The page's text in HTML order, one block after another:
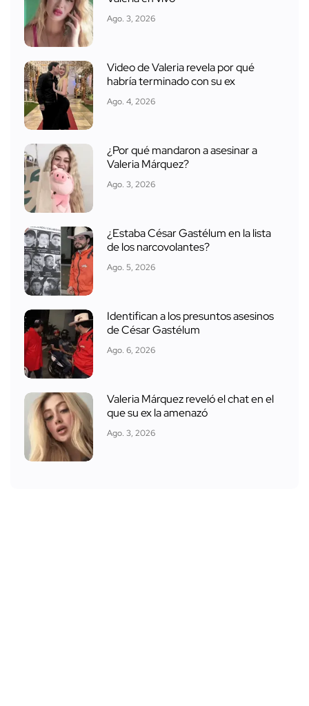
Ago. 3, 2026
Video de Valeria revela por qué
habría terminado con su ex
Ago. 4, 2026
¿Por qué mandaron a asesinar a
Valeria Márquez?
Ago. 3, 2026
¿Estaba César Gastélum en la lista
de los narcovolantes?
Ago. 5, 2026
Identifican a los presuntos asesinos
de César Gastélum
Ago. 6, 2026
Valeria Márquez reveló el chat en el
que su ex la amenazó
Ago. 3, 2026